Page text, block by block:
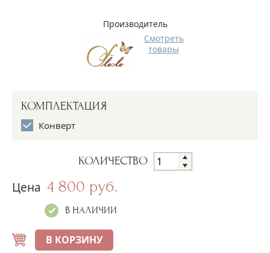
Производитель
Смотреть
товары
КОМПЛЕКТАЦИЯ
Конверт
КОЛИЧЕСТВО
Цена 4 800 руб.
В НАЛИЧИИ
В КОРЗИНУ